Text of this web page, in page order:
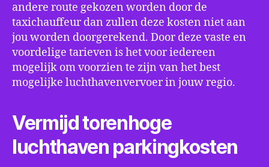
andere route gekozen worden door de
taxichauffeur dan zullen deze kosten niet aan
jou worden doorgerekend. Door deze vaste en
voordelige tarieven is het voor iedereen
mogelijk om voorzien te zijn van het best
mogelijke luchthavenvervoer in jouw regio.
Vermijd torenhoge
luchthaven parkingkosten